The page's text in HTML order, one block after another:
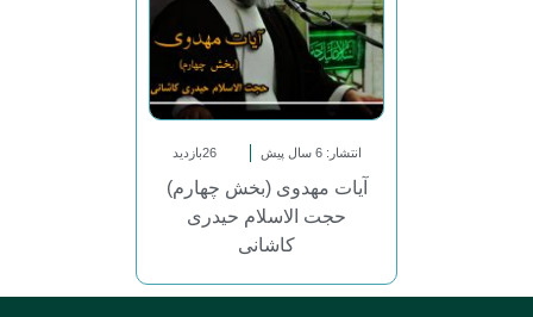
انتشار: 6 سال پیش 26بازدید
آیات مهدوی (بخش چهارم)
حجت الاسلام حیدری
کاشانی